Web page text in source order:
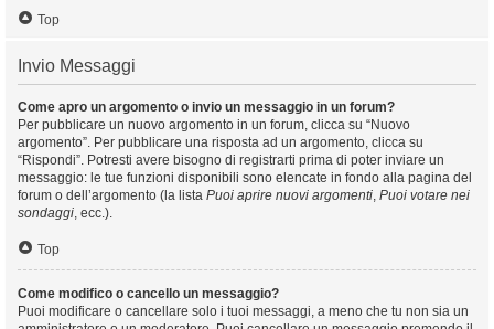
Top
Invio Messaggi
Come apro un argomento o invio un messaggio in un forum?
Per pubblicare un nuovo argomento in un forum, clicca su “Nuovo
argomento”. Per pubblicare una risposta ad un argomento, clicca su
“Rispondi”. Potresti avere bisogno di registrarti prima di poter inviare un
messaggio: le tue funzioni disponibili sono elencate in fondo alla pagina del
forum o dell’argomento (la lista Puoi aprire nuovi argomenti, Puoi votare nei
sondaggi, ecc.).
Top
Come modifico o cancello un messaggio?
Puoi modificare o cancellare solo i tuoi messaggi, a meno che tu non sia un